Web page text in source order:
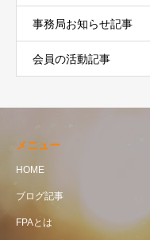
事務局お知らせ記事
会員の活動記事
メニュー
HOME
ブログ記事
FPAとは